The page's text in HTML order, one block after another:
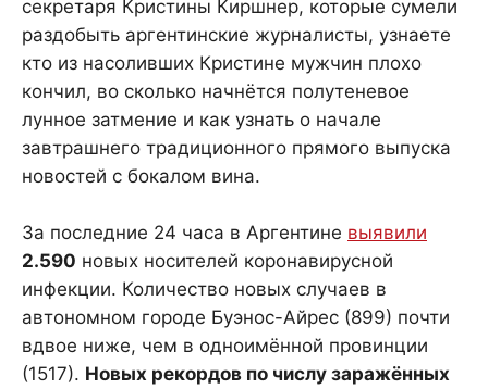
секретаря Кристины Киршнер, которые сумели
раздобыть аргентинские журналисты, узнаете
кто из насоливших Кристине мужчин плохо
кончил, во сколько начнётся полутеневое
лунное затмение и как узнать о начале
завтрашнего традиционного прямого выпуска
новостей с бокалом вина.
За последние 24 часа в Аргентине выявили
2.590 новых носителей коронавирусной
инфекции. Количество новых случаев в
автономном городе Буэнос-Айрес (899) почти
вдвое ниже, чем в одноимённой провинции
(1517). Новых рекордов по числу заражённых